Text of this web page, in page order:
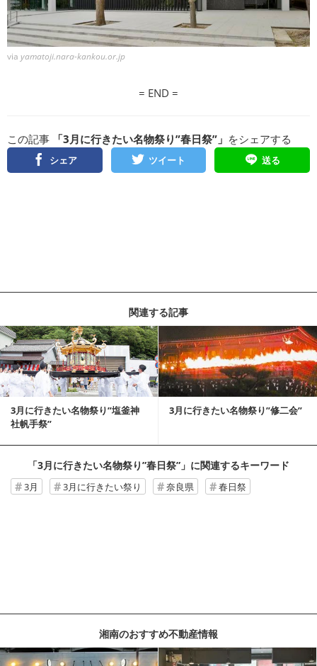
via yamatoji.nara-kankou.or.jp
= END =
この記事 「3月に行きたい名物祭り”春日祭”」 をシェアする
シェア ツイート 送る
関連する記事
3月に行きたい名物祭り”塩釜神
社帆手祭”
3月に行きたい名物祭り”修二会”
「3月に行きたい名物祭り”春日祭”」 に関連するキーワード
3月 3月に行きたい祭り 奈良県 春日祭
湘南のおすすめ不動産情報
記事を読む